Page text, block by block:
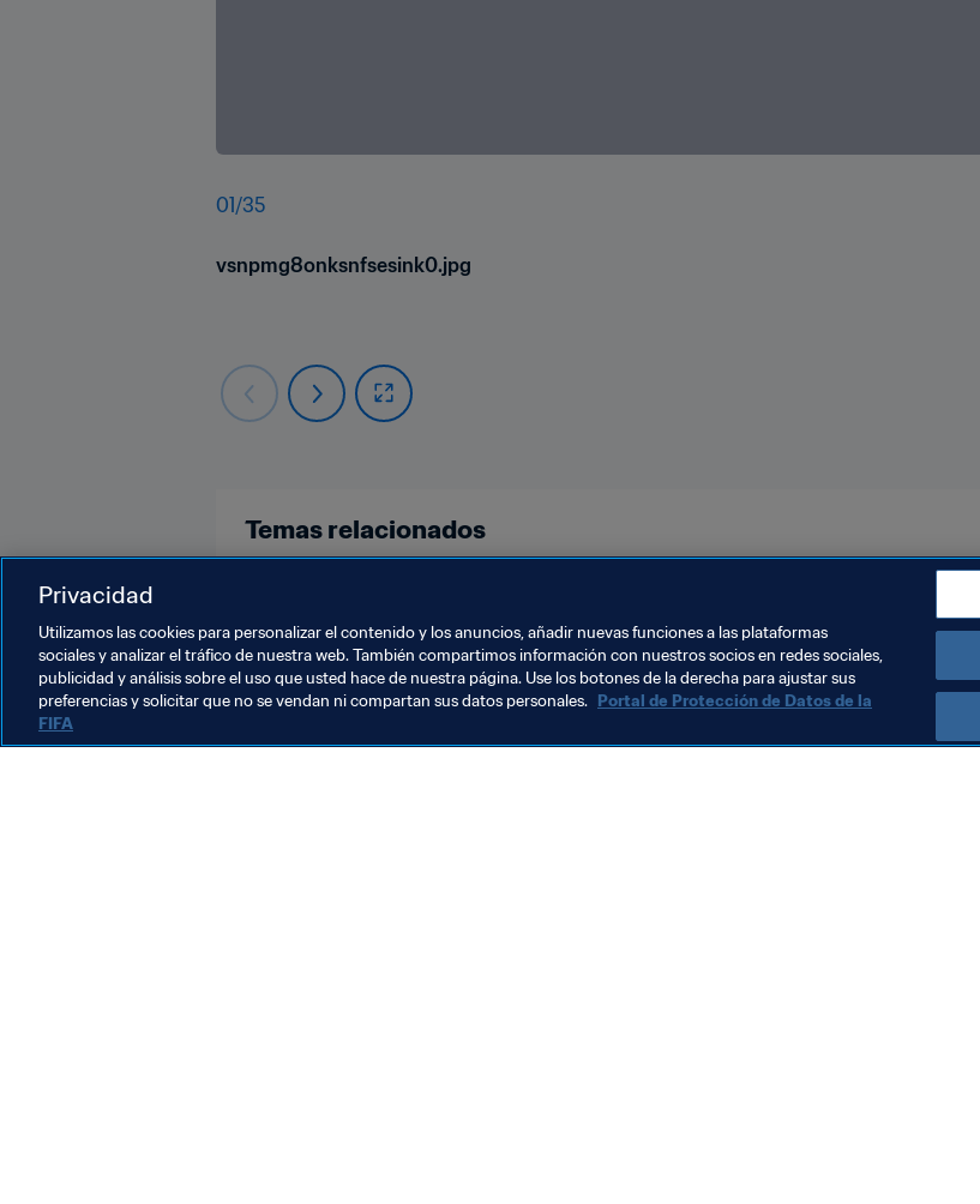
01 /35
vsnpmg8onksnfsesink0.jpg
Temas relacionados
Privacidad
Utilizamos las cookies para personalizar el contenido y los anuncios, añadir nuevas funciones a las plataformas
sociales y analizar el tráfico de nuestra web. También compartimos información con nuestros socios en redes sociales,
publicidad y análisis sobre el uso que usted hace de nuestra página. Use los botones de la derecha para ajustar sus
preferencias y solicitar que no se vendan ni compartan sus datos personales. Portal de Protección de Datos de la
FIFA